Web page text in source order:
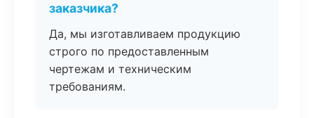
заказчика?
Да, мы изготавливаем продукцию
строго по предоставленным
чертежам и техническим
требованиям.